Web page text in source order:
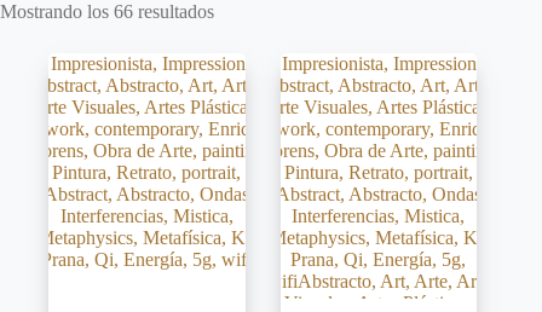
Mostrando los 66 resultados